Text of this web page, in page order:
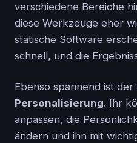
verschiedene Bereiche
diese Werkzeuge eher
statische Software
schnell, und die
Ebenso spannend ist
Personalisierung. Ihr
anpassen, die
ändern und ihn mit